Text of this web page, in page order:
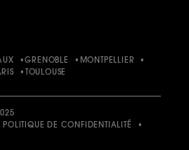
GRENOBLE
MONTPELLIER
TOULOUSE
POLITIQUE DE CONFIDENTIALITÉ
•